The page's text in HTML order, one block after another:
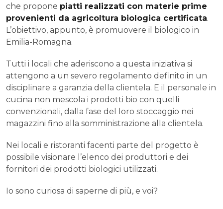
che propone piatti realizzati con materie prime
provenienti da agricoltura biologica certificata.
L’obiettivo, appunto, è promuovere il biologico in
Emilia-Romagna.
Tutti i locali che aderiscono a questa iniziativa si
attengono a un severo regolamento definito in un
disciplinare a garanzia della clientela. E il personale in
cucina non mescola i prodotti bio con quelli
convenzionali, dalla fase del loro stoccaggio nei
magazzini fino alla somministrazione alla clientela.
Nei locali e ristoranti facenti parte del progetto è
possibile visionare l’elenco dei produttori e dei
fornitori dei prodotti biologici utilizzati.
Io sono curiosa di saperne di più, e voi?